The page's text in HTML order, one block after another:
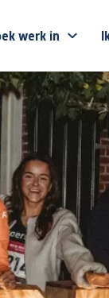
werk in